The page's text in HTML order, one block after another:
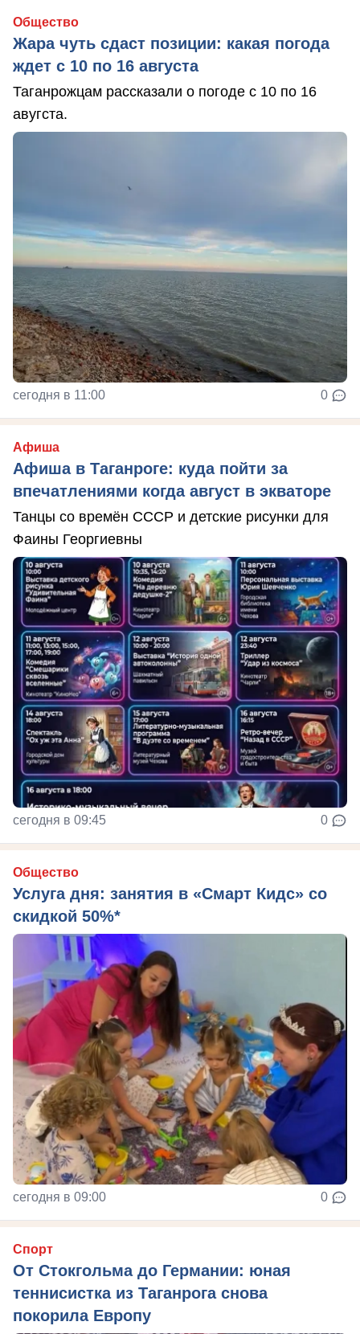
Общество
Жара чуть сдаст позиции: какая погода
ждет с 10 по 16 августа
Таганрожцам рассказали о погоде с 10 по 16
авугста.
сегодня в 11:00 0
Афиша
Афиша в Таганроге: куда пойти за
впечатлениями когда август в экваторе
Танцы со времён СССР и детские рисунки для
Фаины Георгиевны
сегодня в 09:45 0
Общество
Услуга дня: занятия в «Смарт Кидс» со
скидкой 50%*
сегодня в 09:00 0
Спорт
От Стокгольма до Германии: юная
теннисистка из Таганрога снова
покорила Европу